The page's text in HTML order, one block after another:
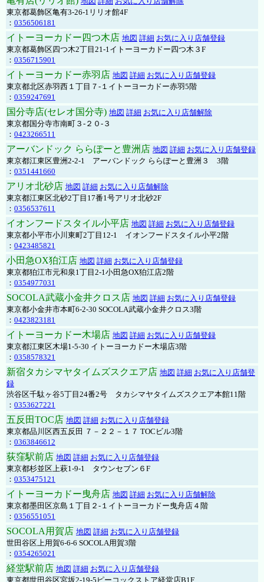
東京都葛飾区亀有3-26-1リリオ館4F
： 0356506181
イトーヨーカドー四つ木店 地図 詳細 お気に入り店舗登録
東京都葛飾区四つ木2丁目21-1イトーヨーカドー四つ木３F
： 0356715901
イトーヨーカドー赤羽店 地図 詳細 お気に入り店舗登録
東京都北区赤羽西１丁目７-１イトーヨーカドー赤羽5階
： 0359247691
国分寺店(セレオ国分寺) 地図 詳細 お気に入り店舗解除
東京都国分寺市南町３-２０-３
： 0423266511
アーバンドック ららぽーと豊洲店 地図 詳細 お気に入り店舗登録
東京都江東区豊洲2-2-1 アーバンドック ららぽーと豊洲３ 3階
： 0351441660
アリオ北砂店 地図 詳細 お気に入り店舗解除
東京都江東区北砂2丁目17番1号アリオ北砂2F
： 0356537611
イオンフードスタイル小平店 地図 詳細 お気に入り店舗登録
東京都小平市小川東町2丁目12-1 イオンフードスタイル小平2階
： 0423485821
小田急OX狛江店 地図 詳細 お気に入り店舗登録
東京都狛江市元和泉1丁目2-1小田急OX狛江店2階
： 0354977031
SOCOLA武蔵小金井クロス店 地図 詳細 お気に入り店舗登録
東京都小金井市本町6-2-30 SOCOLA武蔵小金井クロス3階
： 0423823181
イトーヨーカドー木場店 地図 詳細 お気に入り店舗登録
東京都江東区木場1-5-30 イトーヨーカドー木場店3階
： 0358578321
新宿タカシマヤタイムズスクエア店 地図 詳細 お気に入り店舗登
録
渋谷区千駄ヶ谷5丁目24番2号 タカシマヤタイムズスクエア本館11階
： 0353627221
五反田TOC店 地図 詳細 お気に入り店舗登録
東京都品川区西五反田 ７－２２－１７ TOCビル3階
： 0363846612
荻窪駅前店 地図 詳細 お気に入り店舗登録
東京都杉並区上萩1-9-1 タウンセブン６F
： 0353475121
イトーヨーカドー曳舟店 地図 詳細 お気に入り店舗解除
東京都墨田区京島１丁目２-１イトーヨーカドー曳舟店４階
： 0356551051
SOCOLA用賀店 地図 詳細 お気に入り店舗登録
世田谷区上用賀6-6-6 SOCOLA用賀3階
： 0354265021
経堂駅前店 地図 詳細 お気に入り店舗登録
東京都世田谷区宮坂2-19-5ピーコックストア経堂店B1F